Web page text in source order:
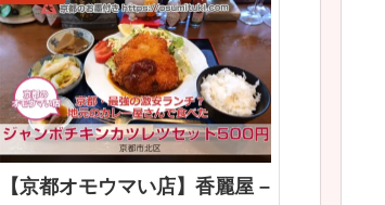
【京都オモウマい店】香麗屋 –